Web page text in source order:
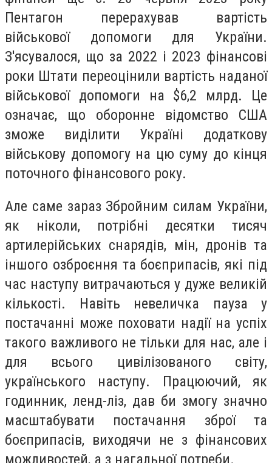
Пентагон перерахував вартість
військової допомоги для України.
З'ясувалося, що за 2022 і 2023 фінансові
роки Штати переоцінили вартість наданої
військової допомоги на $6,2 млрд. Це
означає, що оборонне відомство США
зможе виділити Україні додаткову
військову допомогу на цю суму до кінця
поточного фінансового року.
Але саме зараз Збройним силам України,
як ніколи, потрібні десятки тисяч
артилерійських снарядів, мін, дронів та
іншого озброєння та боєприпасів, які під
час наступу витрачаються у дуже великій
кількості. Навіть невеличка пауза у
постачанні може поховати надії на успіх
такого важливого не тільки для нас, але і
для всього цивілізованого світу,
українського наступу. Працюючий, як
годинник, ленд-ліз, дав би змогу значно
масштабувати постачання зброї та
боєприпасів, виходячи не з фінансових
можливостей, а з нагальної потреби.